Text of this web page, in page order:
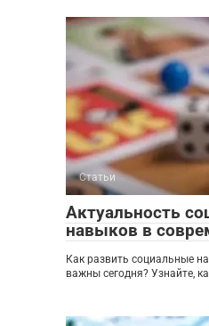
Статьи
Актуальность
навыков в
Как развить социальные
важны сегодня? Узнайте,